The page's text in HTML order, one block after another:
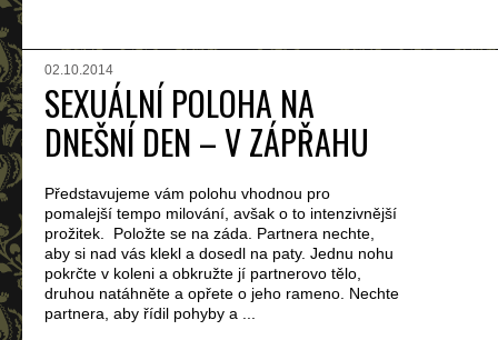
02.10.2014
SEXUÁLNÍ POLOHA NA
DNEŠNÍ DEN – V ZÁPŘAHU
Představujeme vám polohu vhodnou pro
pomalejší tempo milování, avšak o to intenzivnější
prožitek. Položte se na záda. Partnera nechte,
aby si nad vás klekl a dosedl na paty. Jednu nohu
pokrčte v koleni a obkružte jí partnerovo tělo,
druhou natáhněte a opřete o jeho rameno. Nechte
partnera, aby řídil pohyby a ...